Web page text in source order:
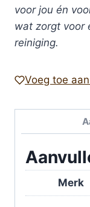
voor jou én
wat zorgt voor
reiniging.
Voeg toe
Merk